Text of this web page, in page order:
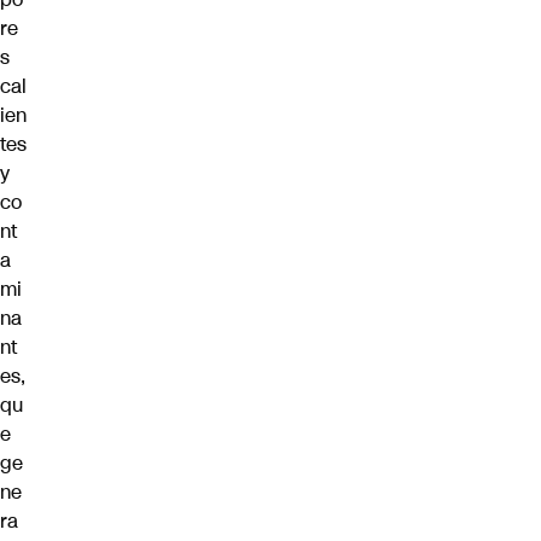
re
s
cal
ien
tes
y
co
nt
a
mi
na
nt
es,
qu
e
ge
ne
ra